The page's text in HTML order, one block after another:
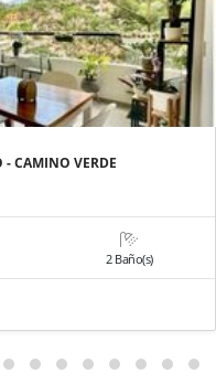
- CAMINO VERDE
2 Baño(s)